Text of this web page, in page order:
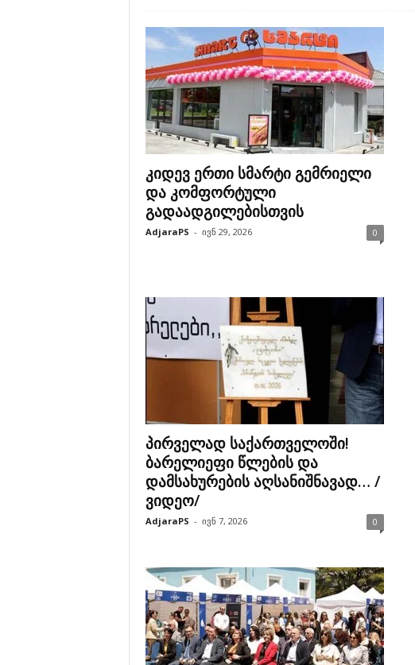
კიდევ ერთი სმარტი გემრიელი
და კომფორტული
გადაადგილებისთვის
AdjaraPS - ივნ 29, 2026 0
პირველად საქართველოში!
ბარელიეფი წლების და
დამსახურების აღსანიშნავად… /
ვიდეო/
AdjaraPS - ივნ 7, 2026 0